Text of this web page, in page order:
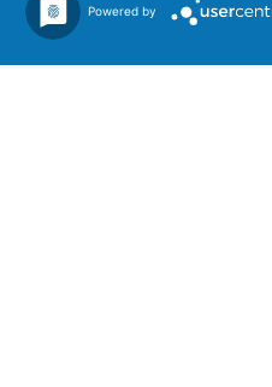
Powered by